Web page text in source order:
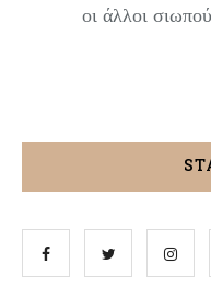
οι άλλοι